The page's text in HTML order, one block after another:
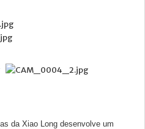
EMAIL
da Xiao Long desenvolve um